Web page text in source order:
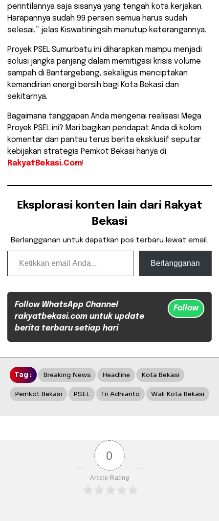
perintilannya saja sisanya yang tengah kota kerjakan.
Harapannya sudah 99 persen semua harus sudah
selesai,” jelas Kiswatiningsih menutup keterangannya.
​Proyek PSEL Sumurbatu ini diharapkan mampu menjadi
solusi jangka panjang dalam memitigasi krisis volume
sampah di Bantargebang, sekaligus menciptakan
kemandirian energi bersih bagi Kota Bekasi dan
sekitarnya.
​Bagaimana tanggapan Anda mengenai realisasi Mega
Proyek PSEL ini? Mari bagikan pendapat Anda di kolom
komentar dan pantau terus berita eksklusif seputar
kebijakan strategis Pemkot Bekasi hanya di
RakyatBekasi.Com!
Eksplorasi konten lain dari Rakyat
Bekasi
Berlangganan untuk dapatkan pos terbaru lewat email.
Ketikkan email Anda...
Berlangganan
Follow WhatsApp Channel
rakyatbekasi.com untuk update
berita terbaru setiap hari
Follow
Tag : Breaking News Headline Kota Bekasi
Pemkot Bekasi PSEL Tri Adhianto Wali Kota Bekasi
0
Article Rating